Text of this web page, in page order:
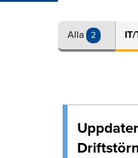
Alla 2